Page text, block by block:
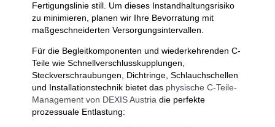
Fertigungslinie still. Um dieses Instandhaltungsrisiko
zu minimieren, planen wir Ihre Bevorratung mit
maßgeschneiderten Versorgungsintervallen.
Für die Begleitkomponenten und wiederkehrenden C-
Teile wie Schnellverschlusskupplungen,
Steckverschraubungen, Dichtringe, Schlauchschellen
und Installationstechnik bietet das physische C-Teile-
Management von DEXIS Austria die perfekte
prozessuale Entlastung: